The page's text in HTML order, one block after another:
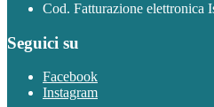
Cod. Fatturazione elettronica
Seguici su
Facebook
Instagram